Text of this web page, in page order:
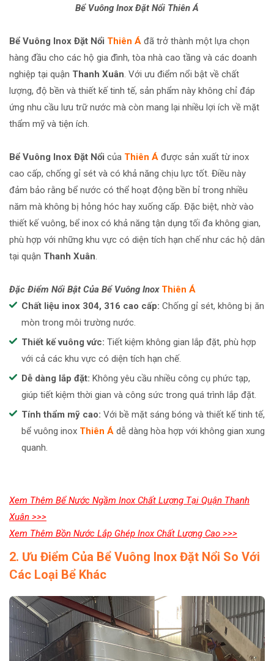
Bể Vuông Inox Đặt Nổi Thiên Á
Bể Vuông Inox Đặt Nổi Thiên Á đã trở thành một lựa chọn
hàng đầu cho các hộ gia đình, tòa nhà cao tầng và các doanh
nghiệp tại quận Thanh Xuân. Với ưu điểm nổi bật về chất
lượng, độ bền và thiết kế tinh tế, sản phẩm này không chỉ đáp
ứng nhu cầu lưu trữ nước mà còn mang lại nhiều lợi ích về mặt
thẩm mỹ và tiện ích.
Bể Vuông Inox Đặt Nổi của Thiên Á được sản xuất từ inox
cao cấp, chống gỉ sét và có khả năng chịu lực tốt. Điều này
đảm bảo rằng bể nước có thể hoạt động bền bỉ trong nhiều
năm mà không bị hỏng hóc hay xuống cấp. Đặc biệt, nhờ vào
thiết kế vuông, bể inox có khả năng tận dụng tối đa không gian,
phù hợp với những khu vực có diện tích hạn chế như các hộ dân
tại quận Thanh Xuân.
Đặc Điểm Nổi Bật Của Bể Vuông Inox Thiên Á
Chất liệu inox 304, 316 cao cấp: Chống gỉ sét, không bị ăn
mòn trong môi trường nước.
Thiết kế vuông vức: Tiết kiệm không gian lắp đặt, phù hợp
với cả các khu vực có diện tích hạn chế.
Dễ dàng lắp đặt: Không yêu cầu nhiều công cụ phức tạp,
giúp tiết kiệm thời gian và công sức trong quá trình lắp đặt.
Tính thẩm mỹ cao: Với bề mặt sáng bóng và thiết kế tinh tế,
bể vuông inox Thiên Á dễ dàng hòa hợp với không gian xung
quanh.
Xem Thêm Bể Nước Ngầm Inox Chất Lượng Tại Quận Thanh
Xuân >>>
Xem Thêm Bồn Nước Lắp Ghép Inox Chất Lượng Cao >>>
2. Ưu Điểm Của Bể Vuông Inox Đặt Nổi So Với
Các Loại Bể Khác